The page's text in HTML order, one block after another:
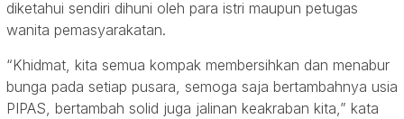
diketahui sendiri dihuni oleh para istri maupun petugas
wanita pemasyarakatan.
“Khidmat, kita semua kompak membersihkan dan menabur
bunga pada setiap pusara, semoga saja bertambahnya usia
PIPAS, bertambah solid juga jalinan keakraban kita,” kata